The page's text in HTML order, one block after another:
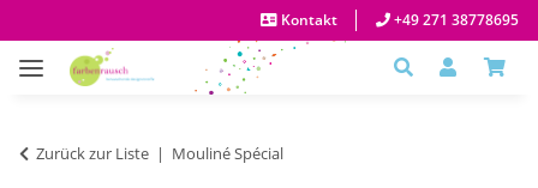
Kontakt +49 271 38778695
Zurück zur Liste Mouliné Spécial